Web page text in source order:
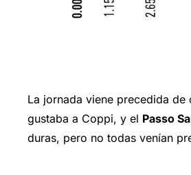
La jornada viene precedida
gustaba a Coppi, y el Passo
duras, pero no todas venían